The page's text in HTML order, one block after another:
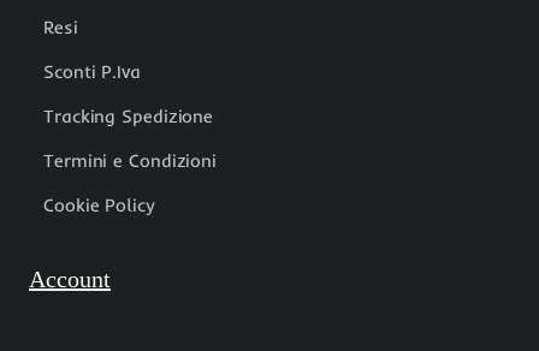
Resi
Sconti P.Iva
Tracking Spedizione
Termini e Condizioni
Cookie Policy
Account